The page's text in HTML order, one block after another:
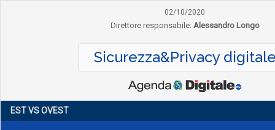
02/10/2020
Direttore responsabile: Alessandro Longo
Sicurezza&Privacy
EST VS OVEST